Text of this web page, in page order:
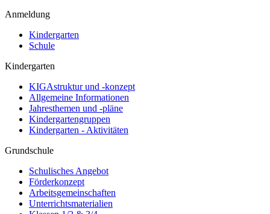
Anmeldung
Kindergarten
Schule
Kindergarten
KIGAstruktur und -konzept
Allgemeine Informationen
Jahresthemen und -pläne
Kindergartengruppen
Kindergarten - Aktivitäten
Grundschule
Schulisches Angebot
Förderkonzept
Arbeitsgemeinschaften
Unterrichtsmaterialien